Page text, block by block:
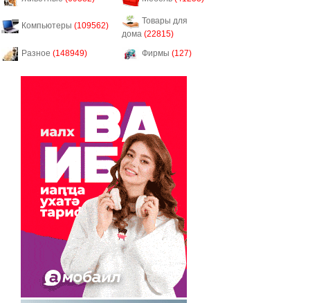
Компьютеры (109562)
Товары для
дома (22815)
Разное (148949) Фирмы (127)